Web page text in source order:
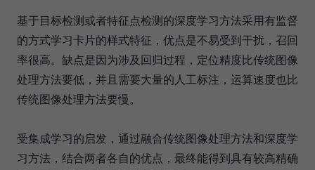
基于目标检测或者特征点检测的深度学习方法采用有监督
的方式学习卡片的样式特征，优点是不易受到干扰，召回
率很高。缺点是因为涉及回归过程，定位精度比传统图像
处理方法要低，并且需要大量的人工标注，运算速度也比
传统图像处理方法要慢。
受集成学习的启发，通过融合传统图像处理方法和深度学
习方法，结合两者各自的优点，最终能得到具有较高精确